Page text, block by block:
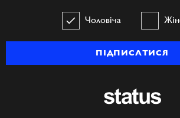
Чоловіча
ПІДПИСАТИСЯ